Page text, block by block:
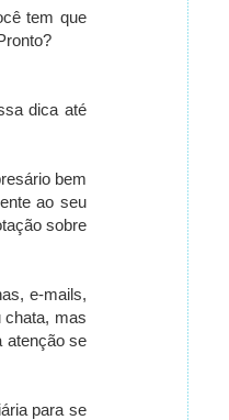
tem que
dica até
bem
ao seu
sobre
e-mails,
chata, mas
atenção se
para se